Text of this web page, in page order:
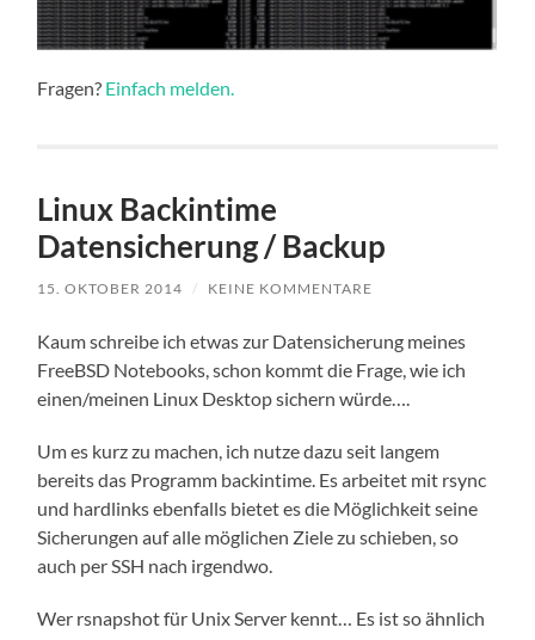
Fragen? Einfach melden.
Linux Backintime
Datensicherung / Backup
15. OKTOBER 2014 / KEINE KOMMENTARE
Kaum schreibe ich etwas zur Datensicherung meines
FreeBSD Notebooks, schon kommt die Frage, wie ich
einen/meinen Linux Desktop sichern würde….
Um es kurz zu machen, ich nutze dazu seit langem
bereits das Programm backintime. Es arbeitet mit rsync
und hardlinks ebenfalls bietet es die Möglichkeit seine
Sicherungen auf alle möglichen Ziele zu schieben, so
auch per SSH nach irgendwo.
Wer rsnapshot für Unix Server kennt… Es ist so ähnlich